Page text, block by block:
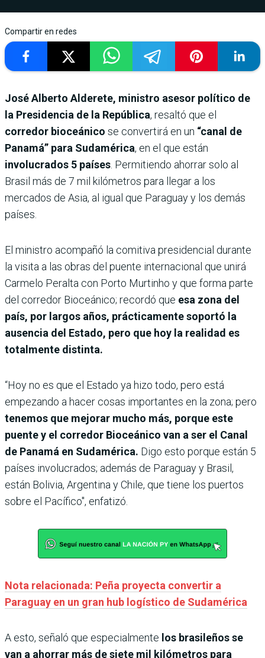
Compartir en redes
José Alberto Alderete, ministro asesor político de
la Presidencia de la República, resaltó que el
corredor bioceánico se convertirá en un “canal de
Panamá” para Sudamérica, en el que están
involucrados 5 países. Permitiendo ahorrar solo al
Brasil más de 7 mil kilómetros para llegar a los
mercados de Asia, al igual que Paraguay y los demás
países.
El ministro acompañó la comitiva presidencial durante
la visita a las obras del puente internacional que unirá
Carmelo Peralta con Porto Murtinho y que forma parte
del corredor Bioceánico; recordó que esa zona del
país, por largos años, prácticamente soportó la
ausencia del Estado, pero que hoy la realidad es
totalmente distinta.
“Hoy no es que el Estado ya hizo todo, pero está
empezando a hacer cosas importantes en la zona; pero
tenemos que mejorar mucho más, porque este
puente y el corredor Bioceánico van a ser el Canal
de Panamá en Sudamérica. Digo esto porque están 5
países involucrados; además de Paraguay y Brasil,
están Bolivia, Argentina y Chile, que tiene los puertos
sobre el Pacífico", enfatizó.
Nota relacionada: Peña proyecta convertir a
Paraguay en un gran hub logístico de Sudamérica
A esto, señaló que especialmente los brasileños se
van a ahorrar más de siete mil kilómetros para